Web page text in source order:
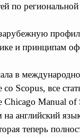
по
и принципам
в
Scopus, все
Chicago Manual
английский
теперь